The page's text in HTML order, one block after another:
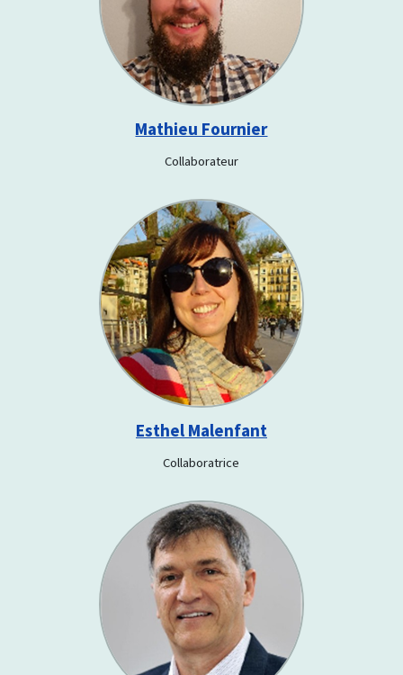
Mathieu Fournier
Collaborateur
Esthel Malenfant
Collaboratrice